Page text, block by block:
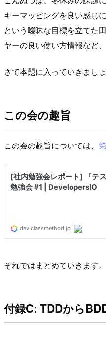
キーマッピングを良い感じ
という曖昧な目標を立てた
ヤーの良い使い方情報など
さて本題に入っていきましょ
この会の趣旨
この会の趣旨については、
それではまとめていきます。
付録C: TDDから